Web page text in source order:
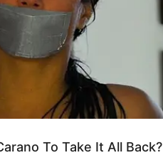
To Take It All Back?